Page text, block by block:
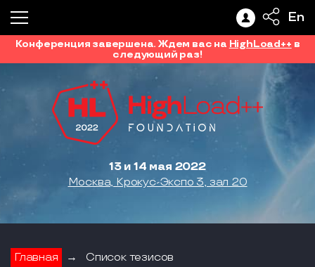
En
Конференция завершена. Ждем вас на HighLoad++ в
следующий раз!
13 и 14 мая 2022
Москва, Крокус-Экспо 3, зал 20
Главная → Список тезисов